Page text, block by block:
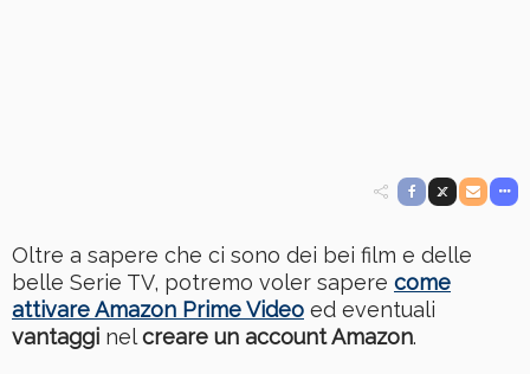
Oltre a sapere che ci sono dei bei film e delle
belle Serie TV, potremo voler sapere come
attivare Amazon Prime Video ed eventuali
vantaggi nelcreare un account Amazon.